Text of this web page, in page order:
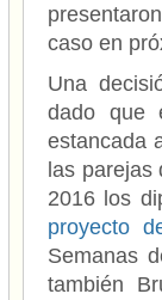
caso en
Una
dado que
estancada
las
2016 los
proyecto
Semanas
también